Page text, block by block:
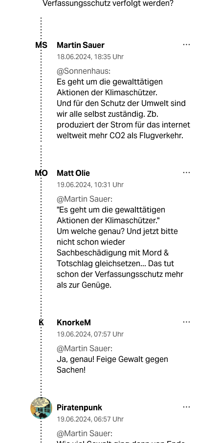
Verfassungsschutz verfolgt werden?
MS Martin Sauer
18.06.2024, 18:35 Uhr
@Sonnenhaus:
Es geht um die gewalttätigen
Aktionen der Klimaschützer.
Und für den Schutz der Umwelt sind
wir alle selbst zuständig. Zb.
produziert der Strom für das internet
weltweit mehr CO2 als Flugverkehr.
MO Matt Olie
19.06.2024, 10:31 Uhr
@Martin Sauer:
"Es geht um die gewalttätigen
Aktionen der Klimaschützer."
Um welche genau? Und jetzt bitte
nicht schon wieder
Sachbeschädigung mit Mord &
Totschlag gleichsetzen... Das tut
schon der Verfassungsschutz mehr
als zur Genüge.
K KnorkeM
19.06.2024, 07:57 Uhr
@Martin Sauer:
Ja, genau! Feige Gewalt gegen
Sachen!
Piratenpunk
19.06.2024, 06:57 Uhr
@Martin Sauer: